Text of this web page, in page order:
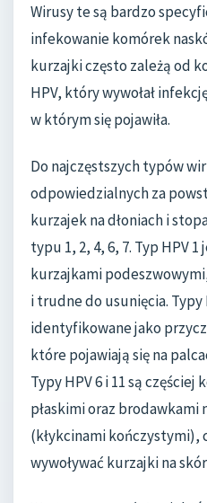
Wirusy te są bardzo
infekowanie komórek
kurzajki często zależą od
HPV, który wywołał
w którym się pojawiła.
Do najczęstszych typów
odpowiedzialnych za
kurzajek na dłoniach i
typu 1, 2, 4, 6, 7. Typ HPV
kurzajkami
i trudne do usunięcia. Typy
identyfikowane jako
które pojawiają się na
Typy HPV 6 i 11 są
płaskimi oraz brodawkami
(kłykcinami kończystymi),
wywoływać kurzajki na